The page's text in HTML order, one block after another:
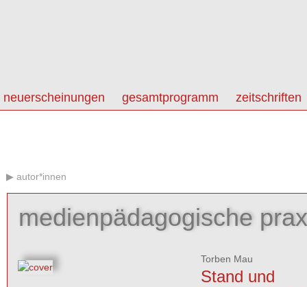
neuerscheinungen gesamtprogramm zeitschriften
autor*innen
medienpädagogische
Torben Mau
Stand und